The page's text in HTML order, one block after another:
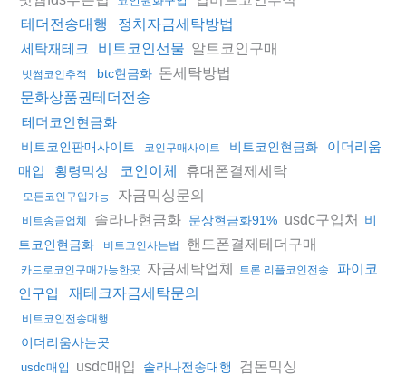
테더전송대행
정치자금세탁방법
세탁재테크
비트코인선물 알트코인구매
빗썸코인추적 btc현금화 돈세탁방법
문화상품권테더전송
테더코인현금화
비트코인판매사이트 코인구매사이트 비트코인현금화
이더리움
매입
횡령믹싱 코인이체 휴대폰결제세탁
모든코인구입가능 자금믹싱문의
비트송금업체 솔라나현금화 문상현금화91% usdc구입처 비
트코인현금화
비트코인사는법 핸드폰결제테더구매
카드로코인구매가능한곳 자금세탁업체 트론 리플코인전송
파이코
인구입
재테크자금세탁문의
비트코인전송대행
이더리움사는곳
usdc매입 usdc매입 솔라나전송대행 검돈믹싱